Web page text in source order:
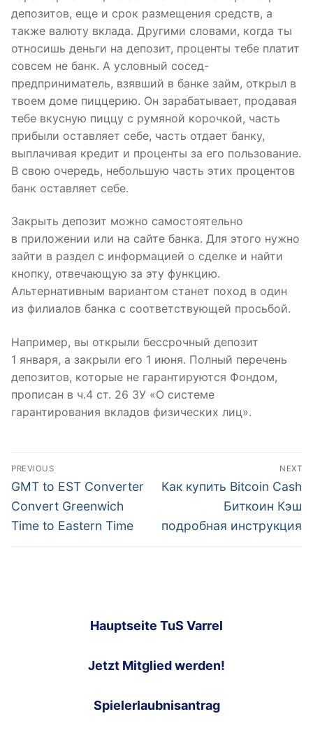
депозитов, еще и срок размещения средств, а
также валюту вклада. Другими словами, когда ты
относишь деньги на депозит, проценты тебе платит
совсем не банк. А условный сосед-
предприниматель, взявший в банке займ, открыл в
твоем доме пиццерию. Он зарабатывает, продавая
тебе вкусную пиццу с румяной корочкой, часть
прибыли оставляет себе, часть отдает банку,
выплачивая кредит и проценты за его пользование.
В свою очередь, небольшую часть этих процентов
банк оставляет себе.
Закрыть депозит можно самостоятельно
в приложении или на сайте банка. Для этого нужно
зайти в раздел с информацией о сделке и найти
кнопку, отвечающую за эту функцию.
Альтернативным вариантом станет поход в один
из филиалов банка с соответствующей просьбой.
Например, вы открыли бессрочный депозит
1 января, а закрыли его 1 июня. Полный перечень
депозитов, которые не гарантируются Фондом,
прописан в ч.4 ст. 26 ЗУ «О системе
гарантирования вкладов физических лиц».
Post
navigation
PREVIOUS
Previous
post:
GMT to EST Converter
Convert Greenwich
Time to Eastern Time
NEXT
Next
Как купить Bitcoin Cash
Биткоин Кэш
подробная инструкция
Hauptseite TuS Varrel
Jetzt Mitglied werden!
Spielerlaubnisantrag